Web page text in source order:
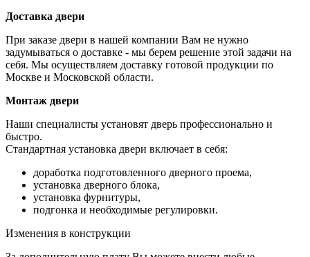
Доставка двери
При заказе двери в нашей компании Вам не нужно
задумываться о доставке - мы берем решение этой задачи на
себя. Мы осуществляем доставку готовой продукции по
Москве и Московской области.
Монтаж двери
Наши специалисты установят дверь профессионально и
быстро.
Стандартная установка двери включает в себя:
доработка подготовленного дверного проема,
установка дверного блока,
установка фурнитуры,
подгонка и необходимые регулировки.
Изменения в конструкции